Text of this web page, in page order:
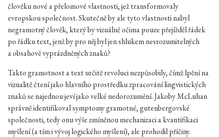
člověku nové a přelomové vlastnosti, jež transformovaly
evropskou společnost. Skutečně by ale tyto vlastnosti nabyl
negramotný člověk, který by vizuálně očima pouze přejížděl řádek
po řádku text, jenž by pro něj byl jen shlukem nesrozumitelných
a obsahově vyprázdněných znaků?
Takto gramotnost a text určitě revoluci nezpůsobily, čímž lpění na
vizualitě čtení jako hlavního prostředku zpracování lingvistických
znaků se najednou jeví jako velké nedorozumění. Jakoby McLuhan
správně identifikoval symptomy gramotné, gutenbergovské
společnosti, tedy onu výše zmíněnou mechanizaci a kvantifikaci
myšlení (a tím i vývoj logického myšlení), ale prohodil příčiny.